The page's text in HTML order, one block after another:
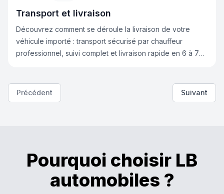
Transport et livraison
Découvrez comment se déroule la livraison de votre
véhicule importé : transport sécurisé par chauffeur
professionnel, suivi complet et livraison rapide en 6 à 7
concession à Beaupuy située à Toulouse
Précédent Suivant
Pourquoi choisir LB
automobiles ?